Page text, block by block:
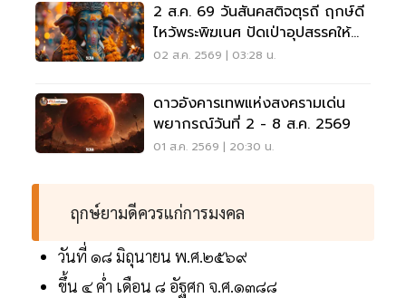
2 ส.ค. 69 วันสันคสติจตุรถี ฤกษ์ดี
ไหว้พระพิฆเนศ ปัดเป่าอุปสรรคให้
ชีวิตปัง
02 ส.ค. 2569 | 03:28 น.
ดาวอังคารเทพแห่งสงครามเด่น
พยากรณ์วันที่ 2 - 8 ส.ค. 2569
01 ส.ค. 2569 | 20:30 น.
ฤกษ์ยามดีควรแก่การมงคล
วันที่ ๑๘ มิถุนายน พ.ศ.๒๕๖๙
ขึ้น ๔ ค่ำ เดือน ๘ อัฐศก จ.ศ.๑๓๘๘